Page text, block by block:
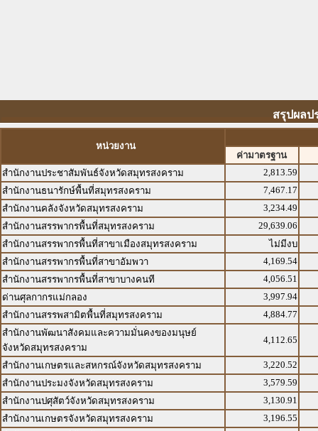
สรุปผลป
หน่วยงาน
ค่ามาตรฐาน
สำนักงานประชาสัมพันธ์จังหวัดสมุทรสงคราม
2,813.59
สำนักงานธนารักษ์พื้นที่สมุทรสงคราม
7,467.17
สำนักงานคลังจังหวัดสมุทรสงคราม
3,234.49
สำนักงานสรรพากรพื้นที่สมุทรสงคราม
29,639.06
สำนักงานสรรพากรพื้นที่สาขาเมืองสมุทรสงคราม
ไม่มีงบ
สำนักงานสรรพากรพื้นที่สาขาอัมพวา
4,169.54
สำนักงานสรรพากรพื้นที่สาขาบางคนที
4,056.51
ด่านศุลกากรแม่กลอง
3,997.94
สำนักงานสรรพสามิตพื้นที่สมุทรสงคราม
4,884.77
สำนักงานพัฒนาสังคมและความมั่นคงของมนุษย์
จังหวัดสมุทรสงคราม
4,112.65
สำนักงานเกษตรและสหกรณ์จังหวัดสมุทรสงคราม
3,220.52
สำนักงานประมงจังหวัดสมุทรสงคราม
3,579.59
สำนักงานปศุสัตว์จังหวัดสมุทรสงคราม
3,130.91
สำนักงานเกษตรจังหวัดสมุทรสงคราม
3,196.55